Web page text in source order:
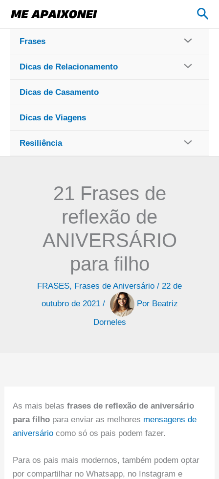
para
conteúdo
Frases
Dicas de Relacionamento
Dicas de Casamento
Dicas de Viagens
Resiliência
21 Frases de
reflexão de
ANIVERSÁRIO
para filho
FRASES, Frases de Aniversário / 22 de
outubro de 2021 / Por Beatriz
Dorneles
As mais belas frases de reflexão de aniversário
para filho para enviar as melhores mensagens de
aniversário como só os pais podem fazer.
Para os pais mais modernos, também podem optar
por compartilhar no Whatsapp, no Instagram e